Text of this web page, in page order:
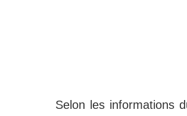
Selon les informations